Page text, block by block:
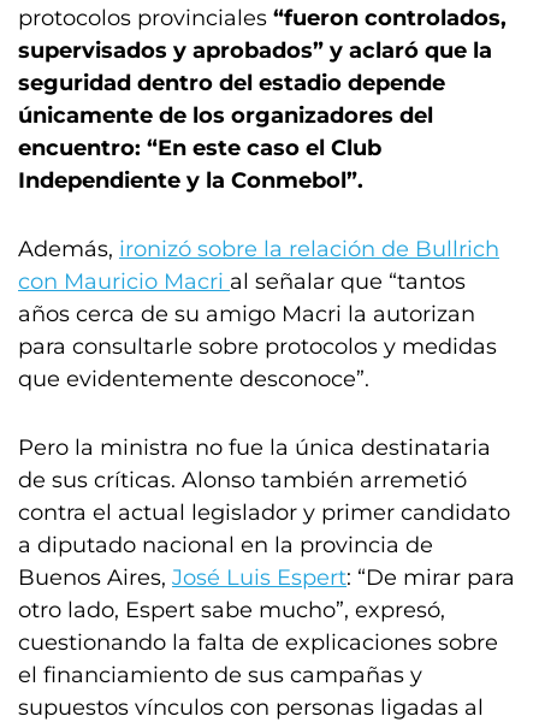
protocolos provinciales “fueron controlados,
supervisados y aprobados” y aclaró que la
seguridad dentro del estadio depende
únicamente de los organizadores del
encuentro: “En este caso el Club
Independiente y la Conmebol”.
Además, ironizó sobre la relación de Bullrich
con Mauricio Macri al señalar que “tantos
años cerca de su amigo Macri la autorizan
para consultarle sobre protocolos y medidas
que evidentemente desconoce”.
Pero la ministra no fue la única destinataria
de sus críticas. Alonso también arremetió
contra el actual legislador y primer candidato
a diputado nacional en la provincia de
Buenos Aires, José Luis Espert: “De mirar para
otro lado, Espert sabe mucho”, expresó,
cuestionando la falta de explicaciones sobre
el financiamiento de sus campañas y
supuestos vínculos con personas ligadas al